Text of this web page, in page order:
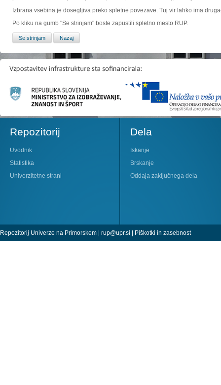
Izbrana vsebina je dosegljiva preko spletne povezave. Tuj vir lahko ima
Po kliku na gumb "Se strinjam" boste zapustili spletno mesto RUP.
Repozitorij
Uvodnik
Statistika
Univerzitetne strani
Dela
Iskanje
Brskanje
Oddaja zaključnega dela
Repozitorij Univerze na Primorskem | rup@upr.si | Piškotki in zasebnost